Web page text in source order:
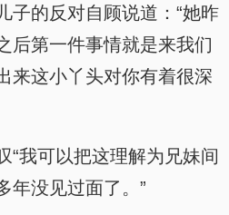
子的反对自顾说道：“她昨
后第一件事情就是来我们
来这小丫头对你有着很深
“我可以把这理解为兄妹间
年没见过面了。”